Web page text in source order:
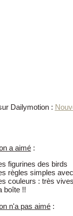
Dailymotion :
a aimé :
figurines des birds
règles simples
couleurs : très vives
boîte !!
n'a pas aimé :